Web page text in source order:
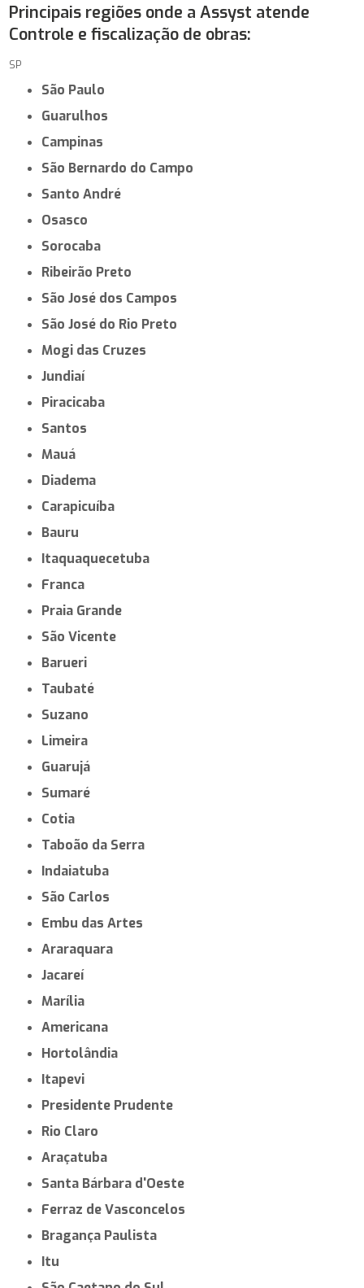
Principais regiões onde a Assyst atende
Controle e fiscalização de obras:
SP
São Paulo
Guarulhos
Campinas
São Bernardo do Campo
Santo André
Osasco
Sorocaba
Ribeirão Preto
São José dos Campos
São José do Rio Preto
Mogi das Cruzes
Jundiaí
Piracicaba
Santos
Mauá
Diadema
Carapicuíba
Bauru
Itaquaquecetuba
Franca
Praia Grande
São Vicente
Barueri
Taubaté
Suzano
Limeira
Guarujá
Sumaré
Cotia
Taboão da Serra
Indaiatuba
São Carlos
Embu das Artes
Araraquara
Jacareí
Marília
Americana
Hortolândia
Itapevi
Presidente Prudente
Rio Claro
Araçatuba
Santa Bárbara d'Oeste
Ferraz de Vasconcelos
Bragança Paulista
Itu